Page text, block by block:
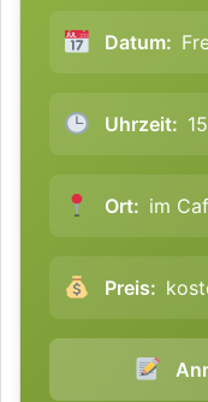
Datum:
Uhrzeit:
Ort: im
Preis: